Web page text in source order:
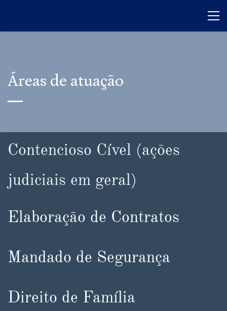
Áreas de atuação
Contencioso Cível ​ (ações
judiciais em geral)
Elaboração de Contratos
Mandado de Segurança
Direito de Família